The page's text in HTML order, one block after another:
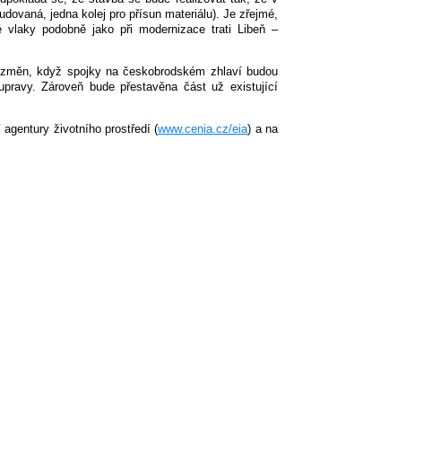
jedna kolej pro přísun materiálu). Je zřejmé,
podobně jako při modernizace trati Libeň –
když spojky na českobrodském zhlaví budou
Zároveň bude přestavěna část už existující
životního prostředí (www.cenia.cz/eia) a na